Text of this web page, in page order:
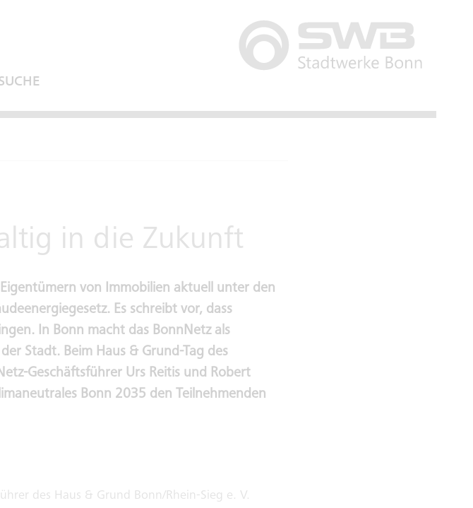
in die Zukunft
von Immobilien aktuell unter den
Es schreibt vor, dass
In Bonn macht das BonnNetz als
Stadt. Beim Haus & Grund-Tag des
Geschäftsführer Urs Reitis und Robert
Bonn 2035 den Teilnehmenden
des Haus & Grund Bonn/Rhein-Sieg e. V.